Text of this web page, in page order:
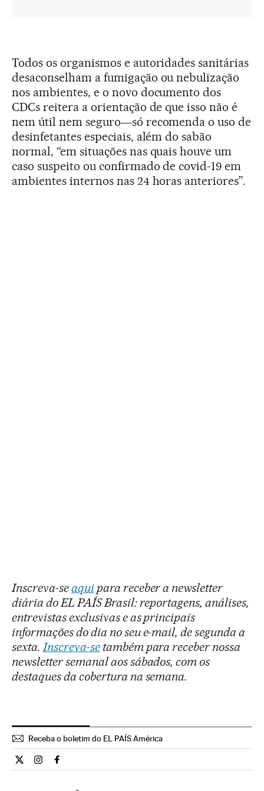
Todos os organismos e autoridades sanitárias
desaconselham a fumigação ou nebulização
nos ambientes, e o novo documento dos
CDCs reitera a orientação de que isso não é
nem útil nem seguro―só recomenda o uso de
desinfetantes especiais, além do sabão
normal, “em situações nas quais houve um
caso suspeito ou confirmado de covid-19 em
ambientes internos nas 24 horas anteriores”.
Inscreva-seaquipara receber a newsletter
diária do EL PAÍS Brasil: reportagens, análises,
entrevistas exclusivas e as principais
informações do dia no seu e-mail, de segunda a
sexta. Inscreva-setambém para receber nossa
newsletter semanal aos sábados, com os
destaques da cobertura na semana.
Receba o boletim do EL PAÍS América
Ciencia El País Brasil en Twitter
Ciencia El País Brasil en Instagram
Ciencia El País Brasil en Facebook